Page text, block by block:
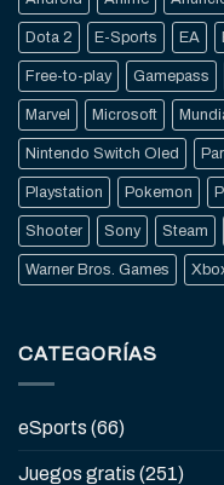
Dota 2 E-Sports EA
Free-to-play Gamepass
Marvel Microsoft
Nintendo Switch Oled
Playstation Pokemon
Shooter Sony Steam
Warner Bros. Games
CATEGORÍAS
eSports (66)
Juegos gratis (251)